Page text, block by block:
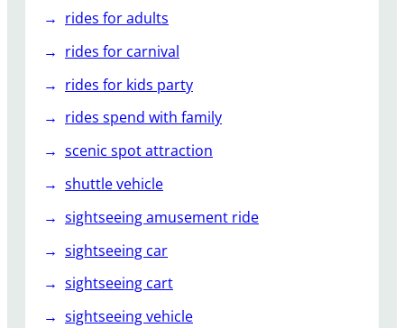
rides for adults
rides for carnival
rides for kids party
rides spend with family
scenic spot attraction
shuttle vehicle
sightseeing amusement ride
sightseeing car
sightseeing cart
sightseeing vehicle